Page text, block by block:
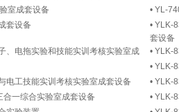
室成套设备 • YL-
套设备 • YLK-
套设备
、电拖实验和技能实训考核实验室成
• YLK-
• YLK-
电工技能实训考核实验室成套设备 • YLK-
一综合实验室成套设备 • YLK-